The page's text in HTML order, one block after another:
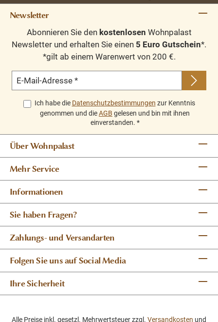
Newsletter
Abonnieren Sie den kostenlosen Wohnpalast
Newsletter und erhalten Sie einen 5 Euro Gutschein*.
*gilt ab einem Warenwert von 200 €.
E-Mail-Adresse *
Ich habe die Datenschutzbestimmungen zur Kenntnis
genommen und dieAGB gelesen und bin mit ihnen
einverstanden. *
Über Wohnpalast
Mehr Service
Informationen
Sie haben Fragen?
Zahlungs- und Versandarten
Folgen Sie uns auf Social Media
Ihre Sicherheit
Alle Preise inkl. gesetzl. Mehrwertsteuer zzgl. Versandkosten und